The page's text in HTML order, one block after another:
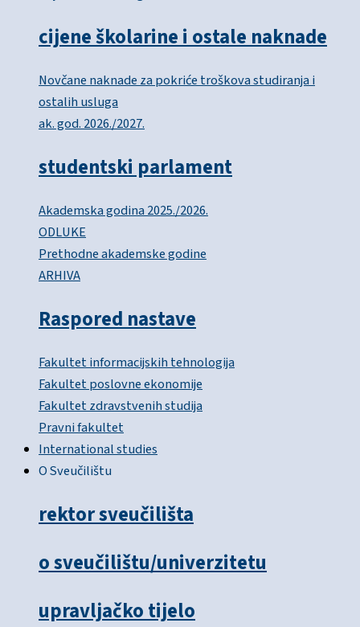
cijene školarine i ostale naknade
Novčane naknade za pokriće troškova studiranja i
ostalih usluga
ak. god. 2026./2027.
studentski parlament
Akademska godina 2025./2026.
ODLUKE
Prethodne akademske godine
ARHIVA
Raspored nastave
Fakultet informacijskih tehnologija
Fakultet poslovne ekonomije
Fakultet zdravstvenih studija
Pravni fakultet
International studies
O Sveučilištu
rektor sveučilišta
o sveučilištu/univerzitetu
upravljačko tijelo